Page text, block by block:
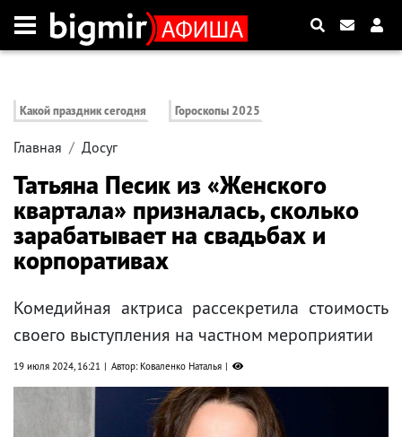
Какой праздник сегодня Гороскопы 2025
Главная Досуг
Татьяна Песик из «Женского
квартала» призналась, сколько
зарабатывает на свадьбах и
корпоративах
Комедийная актриса рассекретила стоимость
своего выступления на частном мероприятии
19 июля 2024, 16:21 Автор: Коваленко Наталья